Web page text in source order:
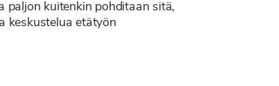
paljon kuitenkin pohditaan sitä,
keskustelua etätyön